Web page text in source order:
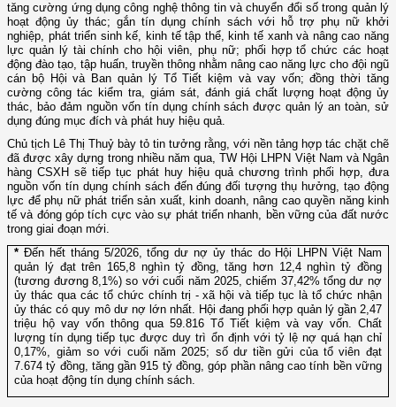
tăng cường ứng dụng công nghệ thông tin và chuyển đổi số trong quản lý
hoạt động ủy thác; gắn tín dụng chính sách với hỗ trợ phụ nữ khởi
nghiệp, phát triển sinh kế, kinh tế tập thể, kinh tế xanh và nâng cao năng
lực quản lý tài chính cho hội viên, phụ nữ; phối hợp tổ chức các hoạt
động đào tạo, tập huấn, truyền thông nhằm nâng cao năng lực cho đội ngũ
cán bộ Hội và Ban quản lý Tổ Tiết kiệm và vay vốn; đồng thời tăng
cường công tác kiểm tra, giám sát, đánh giá chất lượng hoạt động ủy
thác, bảo đảm nguồn vốn tín dụng chính sách được quản lý an toàn, sử
dụng đúng mục đích và phát huy hiệu quả.
Chủ tịch Lê Thị Thuỷ bày tỏ tin tưởng rằng, với nền tảng hợp tác chặt chẽ
đã được xây dựng trong nhiều năm qua, TW Hội LHPN Việt Nam và Ngân
hàng CSXH sẽ tiếp tục phát huy hiệu quả chương trình phối hợp, đưa
nguồn vốn tín dụng chính sách đến đúng đối tượng thụ hưởng, tạo động
lực để phụ nữ phát triển sản xuất, kinh doanh, nâng cao quyền năng kinh
tế và đóng góp tích cực vào sự phát triển nhanh, bền vững của đất nước
trong giai đoạn mới.
*Đến hết tháng 5/2026, tổng dư nợ ủy thác do Hội LHPN Việt Nam
quản lý đạt trên 165,8 nghìn tỷ đồng, tăng hơn 12,4 nghìn tỷ đồng
(tương đương 8,1%) so với cuối năm 2025, chiếm 37,42% tổng dư nợ
ủy thác qua các tổ chức chính trị - xã hội và tiếp tục là tổ chức nhận
ủy thác có quy mô dư nợ lớn nhất. Hội đang phối hợp quản lý gần 2,47
triệu hộ vay vốn thông qua 59.816 Tổ Tiết kiệm và vay vốn. Chất
lượng tín dụng tiếp tục được duy trì ổn định với tỷ lệ nợ quá hạn chỉ
0,17%, giảm so với cuối năm 2025; số dư tiền gửi của tổ viên đạt
7.674 tỷ đồng, tăng gần 915 tỷ đồng, góp phần nâng cao tính bền vững
của hoạt động tín dụng chính sách.